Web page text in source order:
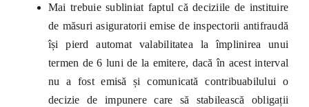
Mai trebuie subliniat faptul că deciziile de instituire
de măsuri asiguratorii emise de inspectorii antifraudă
își pierd automat valabilitatea la împlinirea unui
termen de 6 luni de la emitere, dacă în acest interval
nu a fost emisă și comunicată contribuabilului o
decizie de impunere care să stabilească obligații